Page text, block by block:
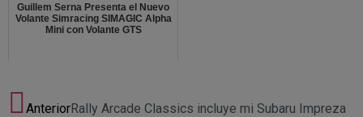
Guillem Serna Presenta el Nuevo
Volante Simracing SIMAGIC Alpha
Mini con Volante GTS
AnteriorRally Arcade Classics incluye mi Subaru Impreza